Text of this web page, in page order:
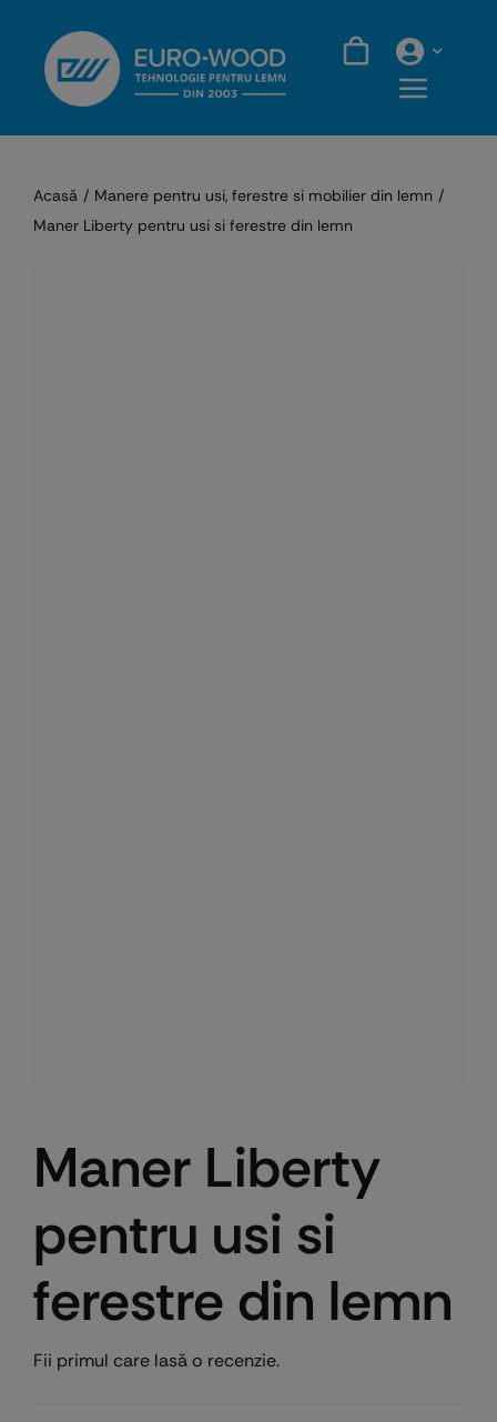
content
Acasă
Manere pentru usi, ferestre si mobilier din lemn
Maner Liberty pentru usi si ferestre din lemn
Maner Liberty
pentru usi si
ferestre din lemn
Fii primul care lasă o recenzie.